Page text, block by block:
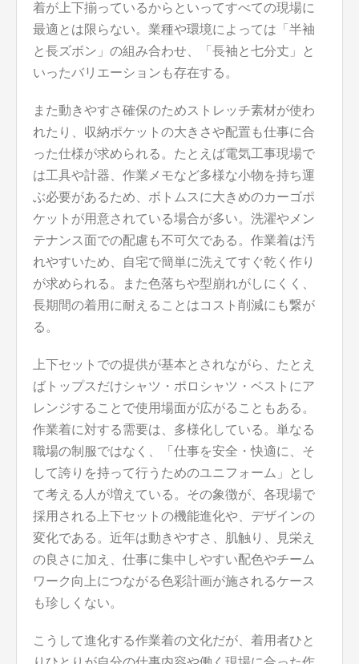
着が上下揃っているからといってすべての現場に
最適とは限らない。業種や環境によっては「半袖
と長ズボン」の組み合わせ、「長袖と七分丈」と
いったバリエーションも存在する。
また動きやすさ確保のためストレッチ素材が使わ
れたり、収納ポケットの大きさや配置も仕事に合
った仕様が求められる。たとえば電気工事現場で
は工具や計器、作業メモなど多様な小物を持ち運
ぶ必要があるため、ボトムスに大きめのカーゴポ
ケットが用意されている場合が多い。洗濯やメン
テナンス面での配慮も不可欠である。作業着は汚
れやすいため、自宅で簡単に洗えてすぐ乾く作り
が求められる。また色落ちや型崩れがしにくく、
長期間の着用に耐えることはコスト削減にも繋が
る。
上下セットでの提供が基本とされながら、たとえ
ばトップスだけシャツ・ポロシャツ・ベストにア
レンジすることで使用場面が広がることもある。
作業着に対する需要は、多様化している。単なる
職場の制服ではなく、「仕事を安全・快適に、そ
して誇りを持って行うためのユニフォーム」とし
て考える人が増えている。その象徴が、各現場で
採用される上下セットの機能進化や、デザインの
変化である。近年は動きやすさ、肌触り、見栄え
の良さに加え、仕事に集中しやすい配色やチーム
ワーク向上につながる色彩計画が施されるケース
も珍しくない。
こうして進化する作業着の文化だが、着用者ひと